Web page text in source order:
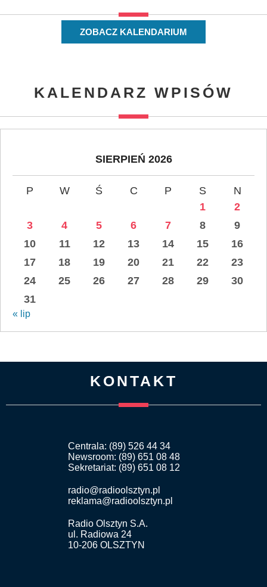
ZOBACZ KALENDARIUM
KALENDARZ WPISÓW
SIERPIEŃ 2026
P W Ś C P S
N
1
2
3
4 5 6 7 8
9
10
11 12 13 14 15
16
17
18 19 20 21 22
23
24
25 26 27 28 29
30
31
« lip
KONTAKT
Centrala: (89) 526 44 34
Newsroom: (89) 651 08 48
Sekretariat: (89) 651 08 12
radio@radioolsztyn.pl
reklama@radioolsztyn.pl
Radio Olsztyn S.A.
ul. Radiowa 24
10-206 OLSZTYN